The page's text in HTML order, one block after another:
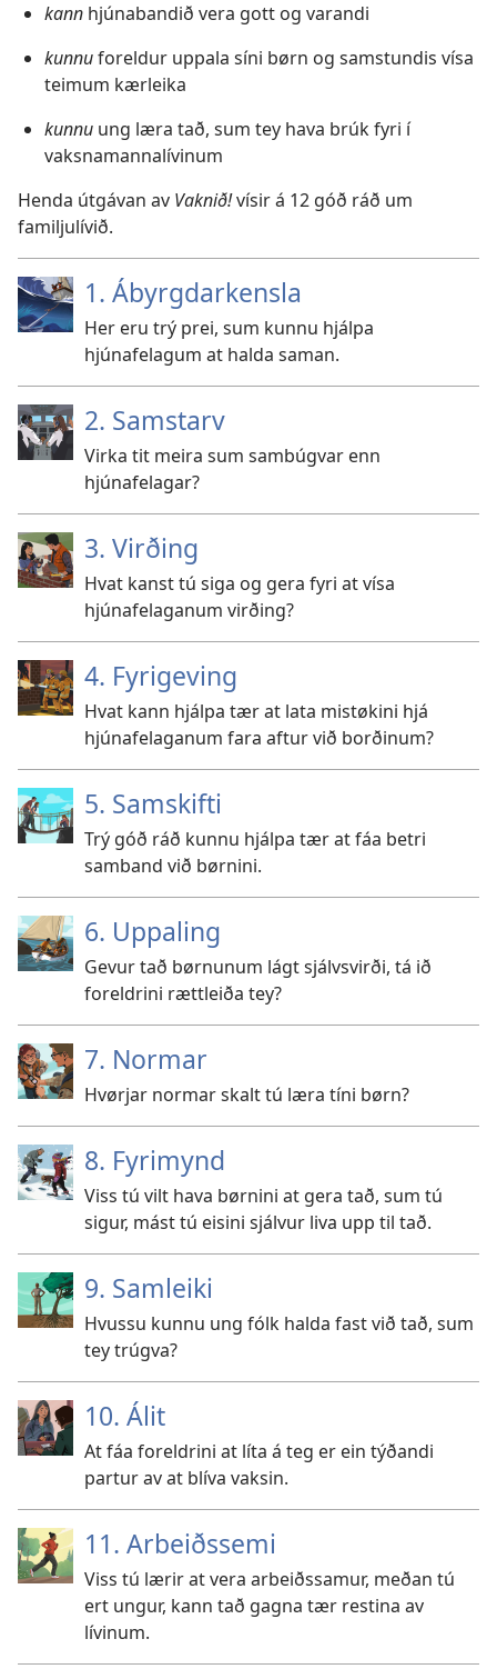
kann hjúnabandið vera gott og varandi
kunnuforeldur uppala síni børn og samstundis vísa
teimum kærleika
kunnu ung læra tað, sum tey hava brúk fyri í
vaksnamannalívinum
Henda útgávan av Vaknið!vísir á 12 góð ráð um
familjulívið.
1. Ábyrgdarkensla
Her eru trý prei, sum kunnu hjálpa
hjúnafelagum at halda saman.
2. Samstarv
Virka tit meira sum sambúgvar enn
hjúnafelagar?
3. Virðing
Hvat kanst tú siga og gera fyri at vísa
hjúnafelaganum virðing?
4. Fyrigeving
Hvat kann hjálpa tær at lata mistøkini hjá
hjúnafelaganum fara aftur við borðinum?
5. Samskifti
Trý góð ráð kunnu hjálpa tær at fáa betri
samband við børnini.
6. Uppaling
Gevur tað børnunum lágt sjálvsvirði, tá ið
foreldrini rættleiða tey?
7. Normar
Hvørjar normar skalt tú læra tíni børn?
8. Fyrimynd
Viss tú vilt hava børnini at gera tað, sum tú
sigur, mást tú eisini sjálvur liva upp til tað.
9. Samleiki
Hvussu kunnu ung fólk halda fast við tað, sum
tey trúgva?
10. Álit
At fáa foreldrini at líta á teg er ein týðandi
partur av at blíva vaksin.
11. Arbeiðssemi
Viss tú lærir at vera arbeiðssamur, meðan tú
ert ungur, kann tað gagna tær restina av
lívinum.